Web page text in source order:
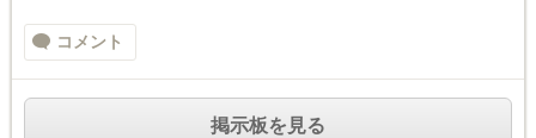
コメント
掲示板を見る